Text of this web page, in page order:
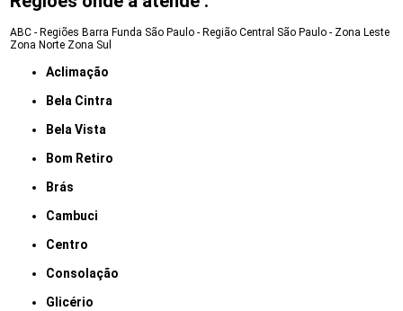
ABC - Regiões Barra Funda São Paulo - Região Central São Paulo - Zona Leste
Zona Norte Zona Sul
Aclimação
Bela Cintra
Bela Vista
Bom Retiro
Brás
Cambuci
Centro
Consolação
Glicério